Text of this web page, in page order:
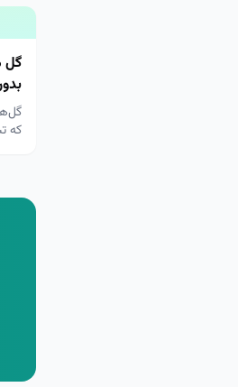
گل
که